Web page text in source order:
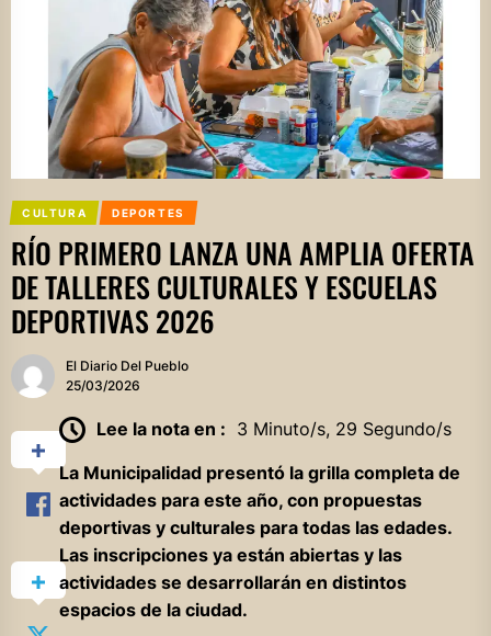
CULTURA DEPORTES
RÍO PRIMERO LANZA UNA AMPLIA OFERTA
DE TALLERES CULTURALES Y ESCUELAS
DEPORTIVAS 2026
El Diario Del Pueblo
25/03/2026
Lee la nota en : 3 Minuto/s, 29 Segundo/s
La Municipalidad presentó la grilla completa de
actividades para este año, con propuestas
deportivas y culturales para todas las edades.
Las inscripciones ya están abiertas y las
actividades se desarrollarán en distintos
espacios de la ciudad.